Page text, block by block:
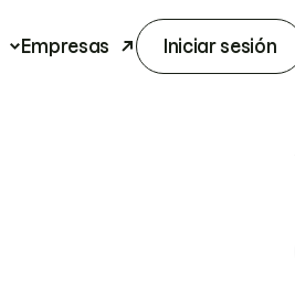
Empresas Iniciar sesión